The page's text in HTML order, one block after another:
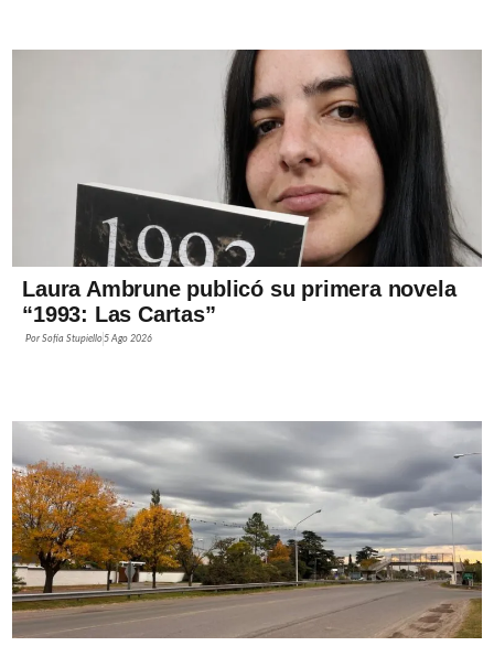
Laura Ambrune publicó su primera novela
“1993: Las Cartas”
PorSofía Stupiello5 Ago 2026